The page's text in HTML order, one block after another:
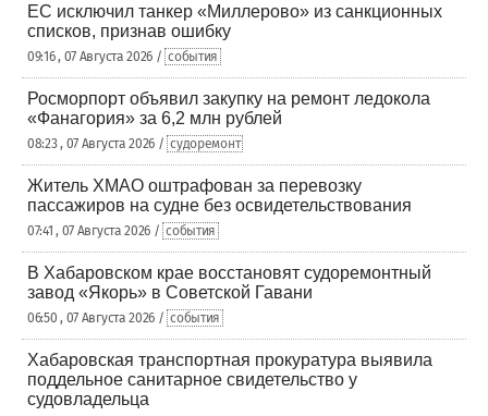
ЕС исключил танкер «Миллерово» из санкционных
списков, признав ошибку
09:16 , 07 Августа 2026 / события
Росморпорт объявил закупку на ремонт ледокола
«Фанагория» за 6,2 млн рублей
08:23 , 07 Августа 2026 / судоремонт
Житель ХМАО оштрафован за перевозку
пассажиров на судне без освидетельствования
07:41 , 07 Августа 2026 / события
В Хабаровском крае восстановят судоремонтный
завод «Якорь» в Советской Гавани
06:50 , 07 Августа 2026 / события
Хабаровская транспортная прокуратура выявила
поддельное санитарное свидетельство у
судовладельца